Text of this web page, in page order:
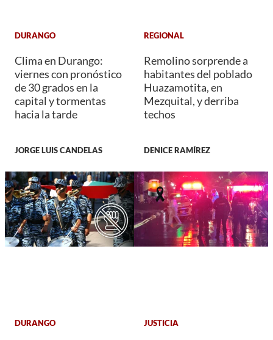
DURANGO
Clima en Durango:
viernes con pronóstico
de 30 grados en la
capital y tormentas
hacia la tarde
JORGE LUIS CANDELAS
REGIONAL
Remolino sorprende a
habitantes del poblado
Huazamotita, en
Mezquital, y derriba
techos
DENICE RAMÍREZ
DURANGO JUSTICIA